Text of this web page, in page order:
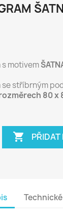
motivem
se stříbrným
80 x
